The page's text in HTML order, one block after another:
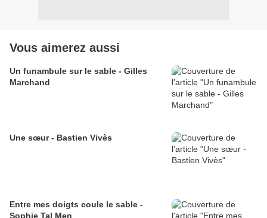
Vous aimerez aussi
Un funambule sur le sable - Gilles
Marchand
Une sœur - Bastien Vivès
Entre mes doigts coule le sable -
Sophie Tal Men